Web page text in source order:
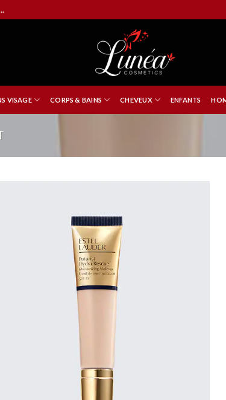
VISAGE CORPS & BAINS CHEVEUX ENFANTS